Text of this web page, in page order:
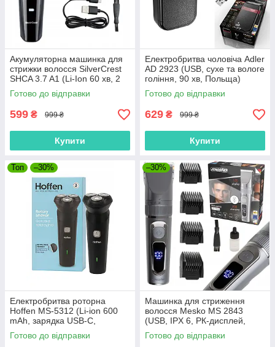
Акумуляторна машинка для
стрижки волосся SilverCrest
SHCA 3.7 A1 (Li-Ion 60 хв, 2
насадки 1-33 мм, USB-C,
Німеччина)
Готово до відправки
599 ₴ 999 ₴
Купити
Електробритва чоловіча Adler
AD 2923 (USB, сухе та вологе
гоління, 90 хв, Польща)
Готово до відправки
629 ₴ 999 ₴
Купити
Топ –30%
Електробритва роторна
Hoffen MS-5312 (Li-ion 600
mAh, зарядка USB-C,
висувний тример, Польща)
Готово до відправки
–30%
Машинка для стриження
волосся Mesko MS 2843
(USB, IPX 6, РК-дисплей,
Польща)
Готово до відправки